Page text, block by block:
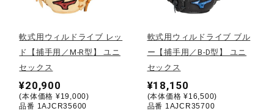
ゴルフ
軟式用ウィルドライブ レッ
ド【捕手用／M-R型】 ユニ
セックス
¥20,900
(本体価格 ¥19,000)
品番 1AJCR35600
軟式用ウィルドライブ ブル
ー【捕手用／B-D型】 ユニ
セックス
¥18,150
(本体価格 ¥16,500)
品番 1AJCR35700